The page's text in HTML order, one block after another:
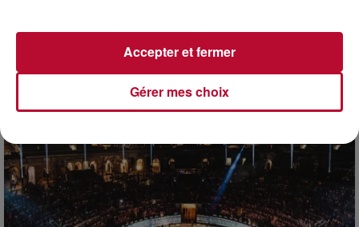
DINER CONCERT À LA MJC DE MARSEILLAN
Gérer mes choix
Accepter et fermer